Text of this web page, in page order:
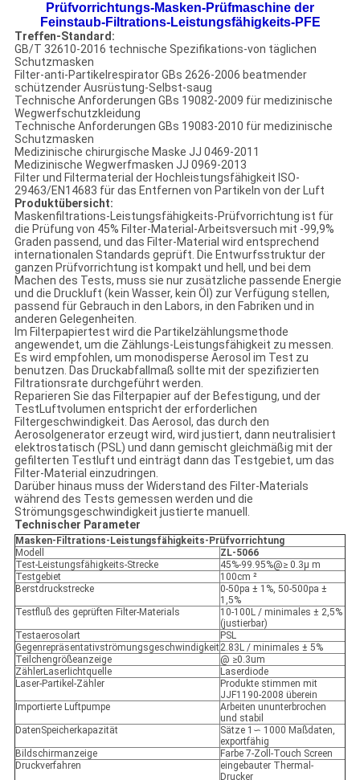
Prüfvorrichtungs-Masken-Prüfmaschine der
Feinstaub-Filtrations-Leistungsfähigkeits-PFE
Treffen-Standard:
GB/T 32610-2016 technische Spezifikations-von täglichen
Schutzmasken
Filter-anti-Partikelrespirator GBs 2626-2006 beatmender
schützender Ausrüstung-Selbst-saug
Technische Anforderungen GBs 19082-2009 für medizinische
Wegwerfschutzkleidung
Technische Anforderungen GBs 19083-2010 für medizinische
Schutzmasken
Medizinische chirurgische Maske JJ 0469-2011
Medizinische Wegwerfmasken JJ 0969-2013
Filter und Filtermaterial der Hochleistungsfähigkeit ISO-
29463/EN14683 für das Entfernen von Partikeln von der Luft
Produktübersicht:
Maskenfiltrations-Leistungsfähigkeits-Prüfvorrichtung ist für
die Prüfung von 45% Filter-Material-Arbeitsversuch mit -99,9%
Graden passend, und das Filter-Material wird entsprechend
internationalen Standards geprüft. Die Entwurfsstruktur der
ganzen Prüfvorrichtung ist kompakt und hell, und bei dem
Machen des Tests, muss sie nur zusätzliche passende Energie
und die Druckluft (kein Wasser, kein Öl) zur Verfügung stellen,
passend für Gebrauch in den Labors, in den Fabriken und in
anderen Gelegenheiten.
Im Filterpapiertest wird die Partikelzählungsmethode
angewendet, um die Zählungs-Leistungsfähigkeit zu messen.
Es wird empfohlen, um monodisperse Aerosol im Test zu
benutzen. Das Druckabfallmaß sollte mit der spezifizierten
Filtrationsrate durchgeführt werden.
Reparieren Sie das Filterpapier auf der Befestigung, und der
TestLuftvolumen entspricht der erforderlichen
Filtergeschwindigkeit. Das Aerosol, das durch den
Aerosolgenerator erzeugt wird, wird justiert, dann neutralisiert
elektrostatisch (PSL) und dann gemischt gleichmäßig mit der
gefilterten Testluft und einträgt dann das Testgebiet, um das
Filter-Material einzudringen.
Darüber hinaus muss der Widerstand des Filter-Materials
während des Tests gemessen werden und die
Strömungsgeschwindigkeit justierte manuell.
Technischer Parameter
Masken-Filtrations-Leistungsfähigkeits-Prüfvorrichtung
Modell
ZL-5066
Test-Leistungsfähigkeits-Strecke
45%-99.95%@≥ 0.3μ m
Testgebiet
100cm ²
Berstdruckstrecke
0-50pa ± 1%, 50-500pa ±
1,5%
Testfluß des geprüften Filter-Materials
10-100L / minimales ± 2,5%
(justierbar)
Testaerosolart
PSL
Gegenrepräsentativströmungsgeschwindigkeit2.83L / minimales ± 5%
Teilchengrößeanzeige
@ ≥0.3um
ZählerLaserlichtquelle
Laserdiode
Laser-Partikel-Zähler
Produkte stimmen mit
JJF1190-2008 überein
Importierte Luftpumpe
Arbeiten ununterbrochen
und stabil
DatenSpeicherkapazität
Sätze 1∽ 1000 Maßdaten,
exportfähig
Bildschirmanzeige
Farbe 7-Zoll-Touch Screen
Druckverfahren
eingebauter Thermal-
Drucker